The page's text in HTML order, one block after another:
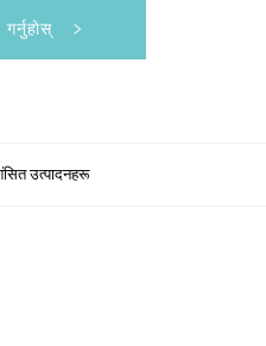
उत्पादनहरू